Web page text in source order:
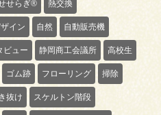
せらぎ® 熱交換
イン 自然 自動販売機
ビュー 静岡商工会議所 高校生
ゴム跡 フローリング 掃除
抜け スケルトン階段